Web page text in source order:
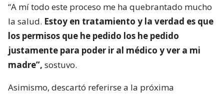
“A mí todo este proceso me ha quebrantado mucho
la salud. Estoy en tratamiento y la verdad es que
los permisos que he pedido los he pedido
justamente para poder ir al médico y ver a mi
madre”, sostuvo.
Asimismo, descartó referirse a la próxima